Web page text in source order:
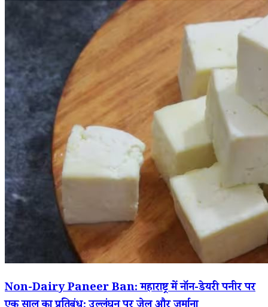
Non-Dairy Paneer Ban: महाराष्ट्र में नॉन-डेयरी पनीर पर